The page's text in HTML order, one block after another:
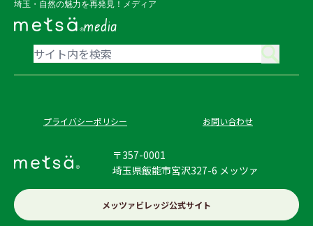
埼玉・自然の魅力を再発見！メディア
media
プライバシーポリシー お問い合わせ
〒357-0001
埼玉県飯能市宮沢327-6 メッツァ
メッツァビレッジ公式サイト